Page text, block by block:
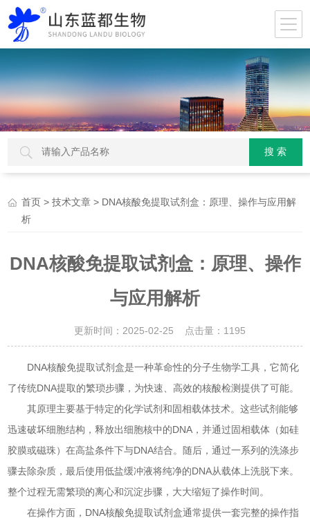
首页 >技术文章 > DNA核酸免提取试剂盒：原理、操作与应用解
析
DNA核酸免提取试剂盒：原理、操作
与应用解析
更新时间：2025-02-25 点击量： 1195
DNA核酸免提取试剂盒是一种革命性的分子生物学工具，它简化
了传统DNA提取的繁琐步骤，为快速、高效的核酸检测提供了可能。
其原理主要基于特定的化学试剂和固相载体技术。这些试剂能够
迅速破坏细胞结构，释放出细胞核中的DNA，并通过固相载体（如硅
胶膜或磁珠）在高盐条件下与DNA结合。随后，通过一系列的洗涤步
骤去除杂质，最后使用低盐缓冲液将纯净的DNA从载体上洗脱下来。
整个过程无需繁琐的离心和沉淀步骤，大大缩短了操作时间。
在操作方面，DNA核酸免提取试剂盒通常提供一套完整的操作指